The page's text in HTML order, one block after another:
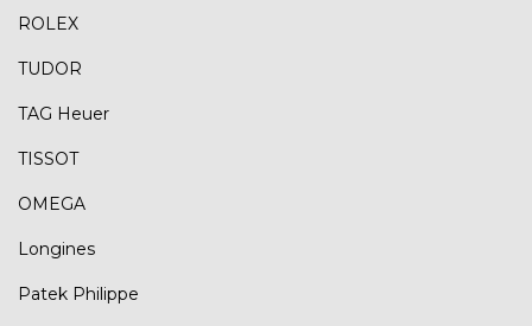
ROLEX
TUDOR
TAG Heuer
TISSOT
OMEGA
Longines
Patek Philippe